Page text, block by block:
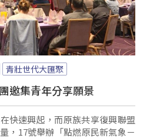
青壯世代大匯聚
邀集青年分享願景
快速興起，而原族共享復興聯盟
，17號舉辦「點燃原民新氣象－